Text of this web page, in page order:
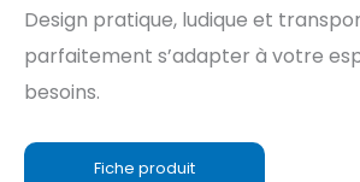
Design pratique, ludique et
parfaitement s’adapter à votre
besoins.
Fiche produit